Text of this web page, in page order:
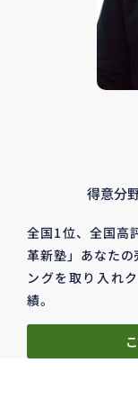
得意分
全国1位、全国高
革新塾」あなた
ングを取り入れ
績。